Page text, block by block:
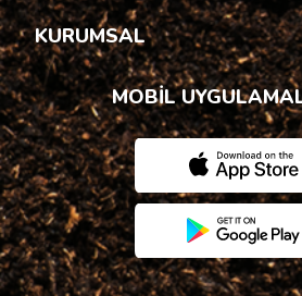
KURUMSAL
MOBİL